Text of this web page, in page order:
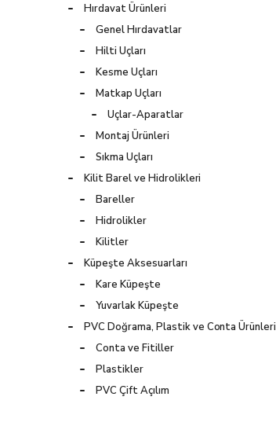
Hırdavat Ürünleri
Genel Hırdavatlar
Hilti Uçları
Kesme Uçları
Matkap Uçları
Uçlar-Aparatlar
Montaj Ürünleri
Sıkma Uçları
Kilit Barel ve Hidrolikleri
Bareller
Hidrolikler
Kilitler
Küpeşte Aksesuarları
Kare Küpeşte
Yuvarlak Küpeşte
PVC Doğrama, Plastik ve Conta Ürünleri
Conta ve Fitiller
Plastikler
PVC Çift Açılım